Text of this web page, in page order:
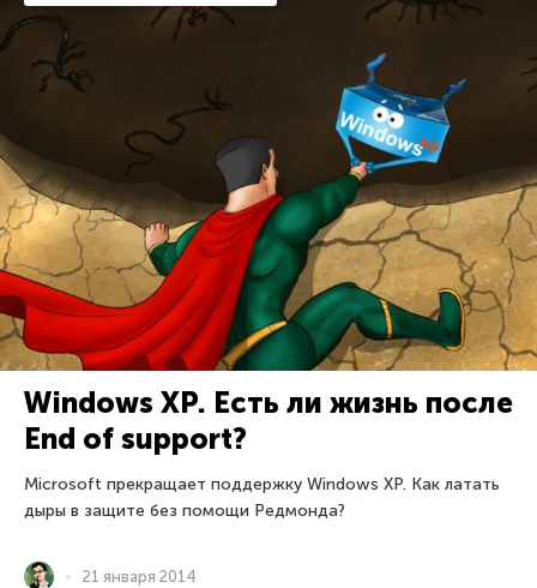
Windows XP. Есть ли жизнь после
End of support?
Microsoft прекращает поддержку Windows XP. Как латать
дыры в защите без помощи Редмонда?
21 января 2014